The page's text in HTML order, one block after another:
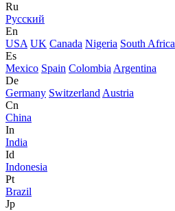
Ru
Русский
En
USA UK Canada Nigeria South Africa
Es
Mexico Spain Colombia Argentina
De
Germany Switzerland Austria
Cn
China
In
India
Id
Indonesia
Pt
Brazil
Jp